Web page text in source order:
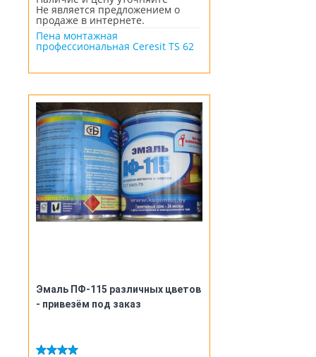
Не является предложением о
продаже в интернете.
Пена монтажная
профессиональная Ceresit TS 62
Эмаль ПФ-115 различных цветов
- привезём под заказ